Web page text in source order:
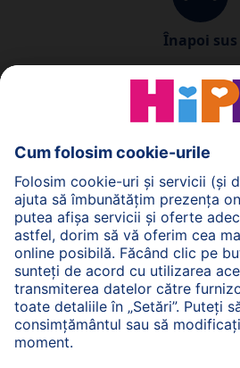
Înapoi sus
Politica de
Termenii generali pentru
web
Imprimare
Despre
Transmiterea datelor este